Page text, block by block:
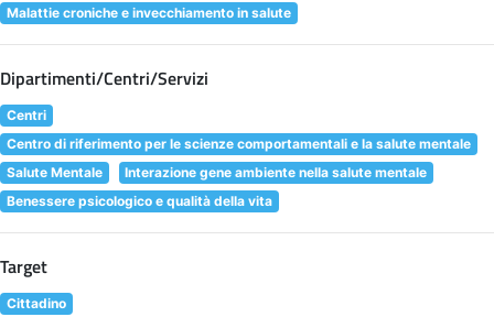
Malattie croniche e invecchiamento in salute
Dipartimenti/Centri/Servizi
Centri
Centro di riferimento per le scienze comportamentali e la salute mentale
Salute Mentale
Interazione gene ambiente nella salute mentale
Benessere psicologico e qualità della vita
Target
Cittadino